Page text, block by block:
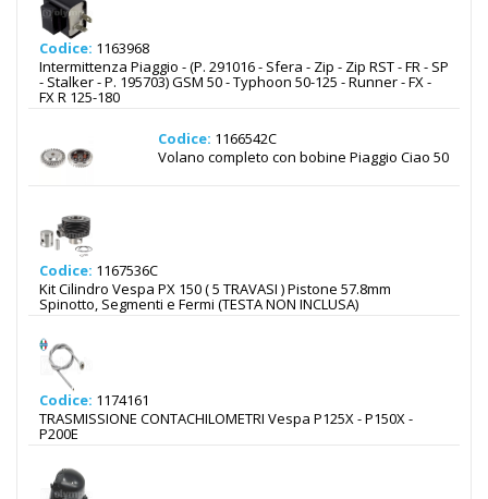
Codice: 1163968
Intermittenza Piaggio - (P. 291016 - Sfera - Zip - Zip RST - FR - SP
- Stalker - P. 195703) GSM 50 - Typhoon 50-125 - Runner - FX -
FX R 125-180
Codice: 1166542C
Volano completo con bobine Piaggio Ciao 50
Codice: 1167536C
Kit Cilindro Vespa PX 150 ( 5 TRAVASI ) Pistone 57.8mm
Spinotto, Segmenti e Fermi (TESTA NON INCLUSA)
Codice: 1174161
TRASMISSIONE CONTACHILOMETRI Vespa P125X - P150X -
P200E